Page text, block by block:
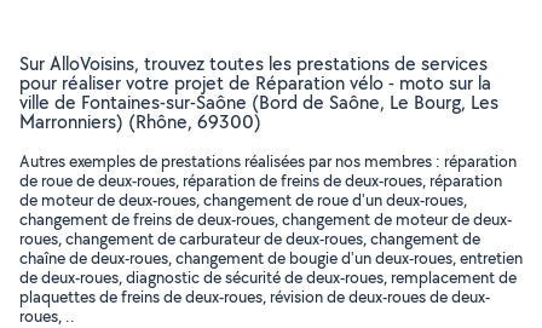
Sur AlloVoisins, trouvez toutes les prestations de services
pour réaliser votre projet de Réparation vélo - moto sur la
ville de Fontaines-sur-Saône (Bord de Saône, Le Bourg, Les
Marronniers) (Rhône, 69300)
Autres exemples de prestations réalisées par nos membres : réparation
de roue de deux-roues, réparation de freins de deux-roues, réparation
de moteur de deux-roues, changement de roue d'un deux-roues,
changement de freins de deux-roues, changement de moteur de deux-
roues, changement de carburateur de deux-roues, changement de
chaîne de deux-roues, changement de bougie d'un deux-roues, entretien
de deux-roues, diagnostic de sécurité de deux-roues, remplacement de
plaquettes de freins de deux-roues, révision de deux-roues de deux-
roues, ..